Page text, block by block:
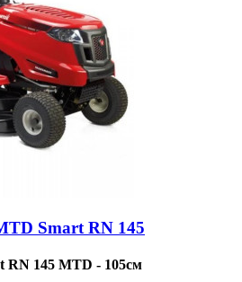
Smart RN 145
RN 145 MTD - 105см